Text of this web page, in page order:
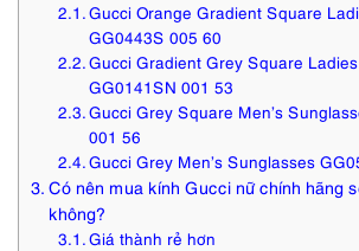
Gucci Orange Gradient Square
GG0443S 005 60
Gucci Gradient Grey Square
GG0141SN 001 53
Gucci Grey Square Men’s
001 56
Gucci Grey Men’s Sunglasses
Có nên mua kính Gucci nữ chính hãng
không?
Giá thành rẻ hơn